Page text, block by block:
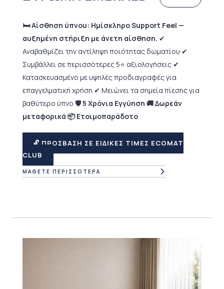
🛏️ Αίσθηση ύπνου: Ημίσκληρο Support Feel —
αυξημένη στήριξη με άνετη αίσθηση. ✔
Αναβαθμίζει την αντίληψη ποιότητας δωματίου ✔
Συμβάλλει σε περισσότερες 5⭐ αξιολογήσεις ✔
Κατασκευασμένο με υψηλές προδιαγραφές για
επαγγελματική χρήση ✔ Μειώνει τα σημεία πίεσης για
βαθύτερο ύπνο 🛡 5 Χρόνια Εγγύηση 🚚 Δωρεάν
μεταφορικά 📦 Ετοιμοπαράδοτο
🔓 ΠΡΟΣΒΑΣΗ ΣΕ ΕΙΔΙΚΕΣ ΤΙΜΕΣ ECOMAT
CLUB
ΜΑΘΕΤΕ ΠΕΡΙΣΣΟΤΕΡΑ